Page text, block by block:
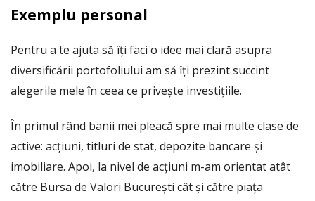
Exemplu personal
Pentru a te ajuta să îți faci o idee mai clară asupra
diversificării portofoliului am să îți prezint succint
alegerile mele în ceea ce privește investițiile.
În primul rând banii mei pleacă spre mai multe clase de
active: acțiuni, titluri de stat, depozite bancare și
imobiliare. Apoi, la nivel de acțiuni m-am orientat atât
către Bursa de Valori București cât și către piața